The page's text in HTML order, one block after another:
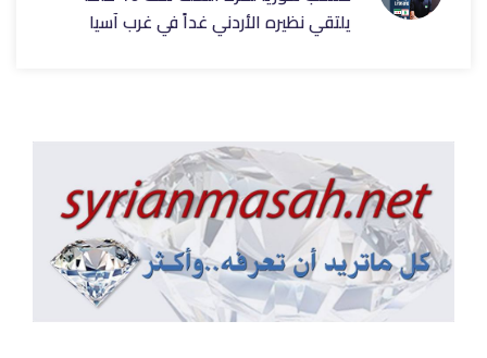
يلتقي نظيره الأردني غداً في غرب آسيا